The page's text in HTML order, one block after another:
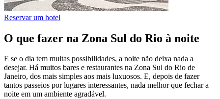
Reservar um hotel
O que fazer na Zona Sul do Rio à noite
E se o dia tem muitas possibilidades, a noite não deixa nada a
desejar. Há muitos bares e restaurantes na Zona Sul do Rio de
Janeiro, dos mais simples aos mais luxuosos. E, depois de fazer
tantos passeios por lugares interessantes, nada melhor que fechar a
noite em um ambiente agradável.